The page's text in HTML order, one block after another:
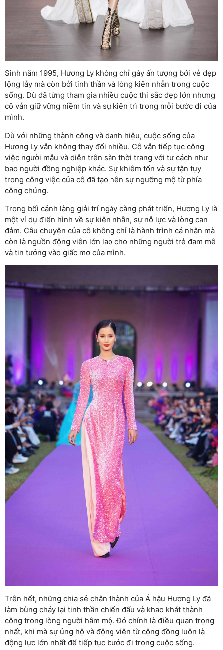
Sinh năm 1995, Hương Ly không chỉ gây ấn tượng bởi vẻ đẹp
lộng lẫy mà còn bởi tinh thần và lòng kiên nhẫn trong cuộc
sống. Dù đã từng tham gia nhiều cuộc thi sắc đẹp lớn nhưng
cô vẫn giữ vững niềm tin và sự kiên trì trong mỗi bước đi của
mình.
Dù với những thành công và danh hiệu, cuộc sống của
Hương Ly vẫn không thay đổi nhiều. Cô vẫn tiếp tục công
việc người mẫu và diễn trên sàn thời trang với tư cách như
bao người đồng nghiệp khác. Sự khiêm tốn và sự tận tụy
trong công việc của cô đã tạo nên sự ngưỡng mộ từ phía
công chúng.
Trong bối cảnh làng giải trí ngày càng phát triển, Hương Ly là
một ví dụ điển hình về sự kiên nhẫn, sự nỗ lực và lòng can
đảm. Câu chuyện của cô không chỉ là hành trình cá nhân mà
còn là nguồn động viên lớn lao cho những người trẻ đam mê
và tin tưởng vào giấc mơ của mình.
Trên hết, những chia sẻ chân thành của Á hậu Hương Ly đã
làm bùng cháy lại tinh thần chiến đấu và khao khát thành
công trong lòng người hâm mộ. Đó chính là điều quan trọng
nhất, khi mà sự ủng hộ và động viên từ cộng đồng luôn là
động lực lớn nhất để tiếp tục bước đi trong cuộc sống.